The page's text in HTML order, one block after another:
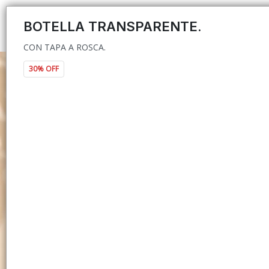
CON TAPA A ROSCA.
BOTELLA TRANSPARENTE.
CON TAPA A ROSCA.
30% OFF